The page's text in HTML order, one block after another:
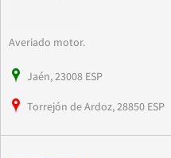
Averiado motor.
Jaén, 23008 ESP
Torrejón de Ardoz, 28850 ESP